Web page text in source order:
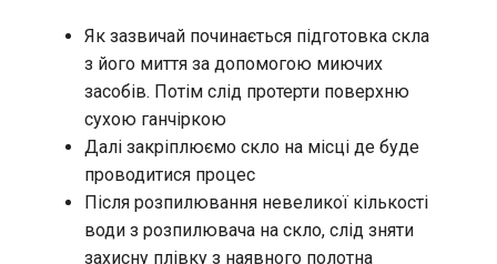
Як зазвичай починається підготовка скла
з його миття за допомогою миючих
засобів. Потім слід протерти поверхню
сухою ганчіркою
Далі закріплюємо скло на місці де буде
проводитися процес
Після розпилювання невеликої кількості
води з розпилювача на скло, слід зняти
захисну плівку з наявного полотна